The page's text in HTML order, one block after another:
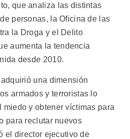
que analiza las distintas
personas, la Oficina de las
la Droga y el Delito
aumenta la tendencia
desde 2010.
una dimensión
armados y terroristas lo
miedo y obtener víctimas para
para reclutar nuevos
el director ejecutivo de